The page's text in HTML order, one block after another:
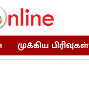
முக்கிய பிரிவுகள்